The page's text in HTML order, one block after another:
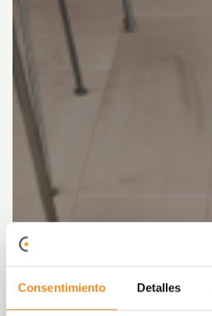
Consentimiento Detalles